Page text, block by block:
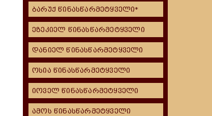
ბარუქ წინასწარმეტყველი*
ეზეკიელ წინასწარმეტყველი
დანიელ წინასწარმეტყველი
ოსია წინასწარმეტყველი
იოველ წინასწარმეტყველი
ამოს წინასწარმეტყველი